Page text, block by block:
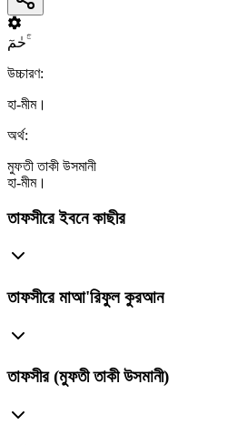
حٰمٓ ۚۛ
উচ্চারণ:
হা-মীম।
অর্থ:
মুফতী তাকী উসমানী
হা-মীম।
তাফসীরে ইবনে কাছীর
তাফসীরে মাআ'রিফুল কুরআন
তাফসীর (মুফতী তাকী উসমানী)